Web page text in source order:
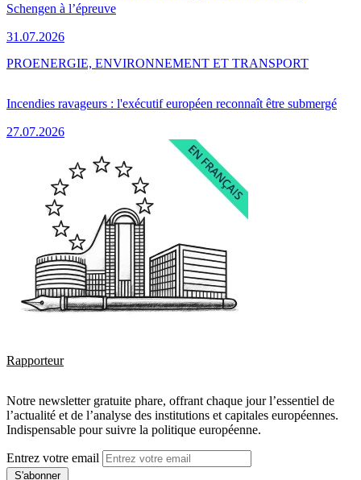
Schengen à l’épreuve
31.07.2026
Incendies ravageurs : l'exécutif européen reconnaît être submergé
27.07.2026
PROENERGIE, ENVIRONNEMENT ET TRANSPORT
Rapporteur
Notre newsletter gratuite phare, offrant chaque jour l’essentiel de
l’actualité et de l’analyse des institutions et capitales européennes.
Indispensable pour suivre la politique européenne.
Entrez votre email
S'abonner